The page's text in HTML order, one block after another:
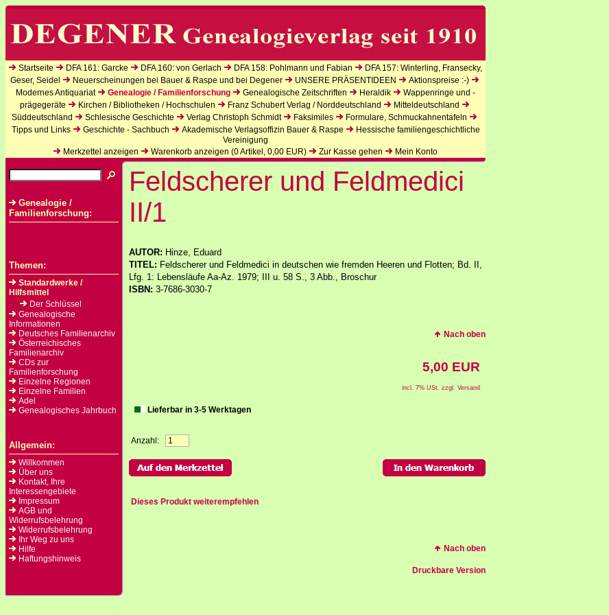
Startseite DFA 161: Garcke DFA 160: von Gerlach DFA 158: Pohlmann und Fabian
DFA 157: Winterling, Fransecky,
Geser, Seidel
Neuerscheinungen bei Bauer & Raspe und bei Degener UNSERE PRÄSENTIDEEN
Aktionspreise :-)
Modernes Antiquariat
Genealogie / Familienforschung Genealogische Zeitschriften Heraldik
Wappenringe und -
prägegeräte
Kirchen / Bibliotheken / Hochschulen Franz Schubert Verlag / Norddeutschland
Mitteldeutschland
Süddeutschland
Schlesische Geschichte Verlag Christoph Schmidt Faksimiles
Formulare, Schmuckahnentafeln
Tipps und Links
Geschichte - Sachbuch Akademische Verlagsoffizin Bauer & Raspe
Hessische familiengeschichtliche
Vereinigung
Merkzettel anzeigen
Warenkorb anzeigen (0Artikel, 0,00 EUR) Zur Kasse gehen Mein Konto
Genealogie /
Familienforschung:
Themen:
Standardwerke /
Hilfsmittel
Der Schlüssel
Genealogische
Informationen
Deutsches Familienarchiv
Österreichisches
Familienarchiv
CDs zur
Familienforschung
Einzelne Regionen
Einzelne Familien
Adel
Genealogisches Jahrbuch
Allgemein:
Willkommen
Über uns
Kontakt, Ihre
Interessengebiete
Impressum
AGB und
Widerrufsbelehrung
Widerrufsbelehrung
Ihr Weg zu uns
Hilfe
Haftungshinweis
Feldscherer und Feldmedici
II/1
AUTOR: Hinze, Eduard
TITEL: Feldscherer und Feldmedici in deutschen wie fremden Heeren und Flotten; Bd. II,
Lfg. 1: Lebensläufe Aa-Az. 1979; III u. 58 S., 3 Abb., Broschur
ISBN: 3-7686-3030-7
Nach oben
5,00 EUR
incl. 7% USt. zzgl. Versand
Lieferbar in 3-5 Werktagen
Anzahl:
Dieses Produkt weiterempfehlen
Nach oben
Druckbare Version